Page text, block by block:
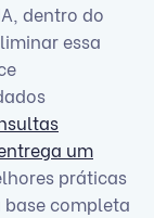
dentro do
essa
um
práticas
completa